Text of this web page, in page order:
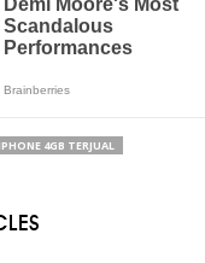
4GB TERJUAL